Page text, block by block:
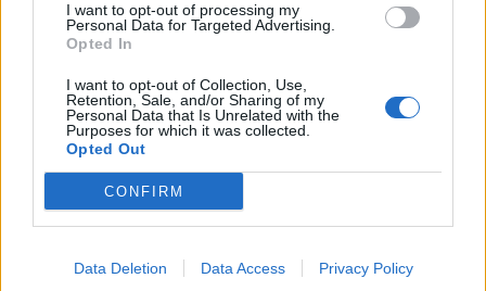
I want to opt-out of processing my
Personal Data for Targeted Advertising.
Opted In
I want to opt-out of Collection, Use,
Retention, Sale, and/or Sharing of my
Personal Data that Is Unrelated with the
Purposes for which it was collected.
Opted Out
CONFIRM
Data Deletion Data Access Privacy Policy
a hétköznapokban
Egy ház, amely a tengerre és a fényre
nyílik – Villa...